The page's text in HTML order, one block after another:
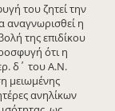
του ζητεί την
η
της επιδίκου
ότι η
δ΄ του Α.Ν.
μειωμένης
ανηλίκων